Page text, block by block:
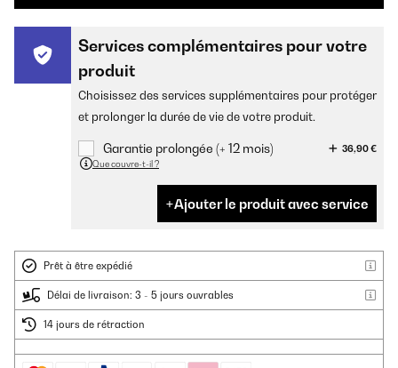
Services complémentaires pour votre
produit
Choisissez des services supplémentaires pour protéger
et prolonger la durée de vie de votre produit.
Garantie prolongée (+ 12 mois)
36,90 €
Que couvre-t-il ?
Ajouter le produit avec service
Prêt à être expédié
Délai de livraison: 3 - 5 jours ouvrables
14 jours de rétraction